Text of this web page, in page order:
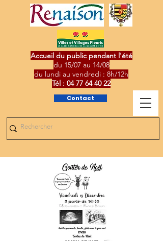
Contact
Accueil du public pendant l'été
du 15/07 au 14/08
du lundi au vendredi : 8h/12h
Tél : 04 77 64 40 22